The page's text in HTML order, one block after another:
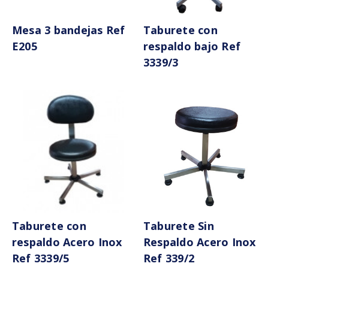
Mesa 3 bandejas Ref
E205
Taburete con
respaldo bajo Ref
3339/3
Taburete con
respaldo Acero Inox
Ref 3339/5
Taburete Sin
Respaldo Acero Inox
Ref 339/2